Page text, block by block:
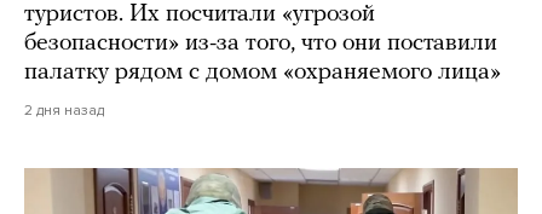
туристов. Их посчитали «угрозой
безопасности» из-за того, что они поставили
палатку рядом с домом «охраняемого лица»
2 дня назад